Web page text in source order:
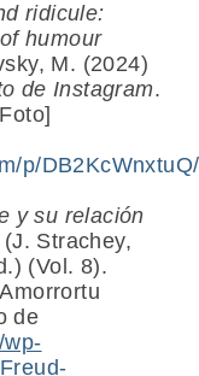
ridicule:
humour
M. (2024)
de Instagram.
p/
y su relación
Strachey,
(Vol. 8).
de
wp-